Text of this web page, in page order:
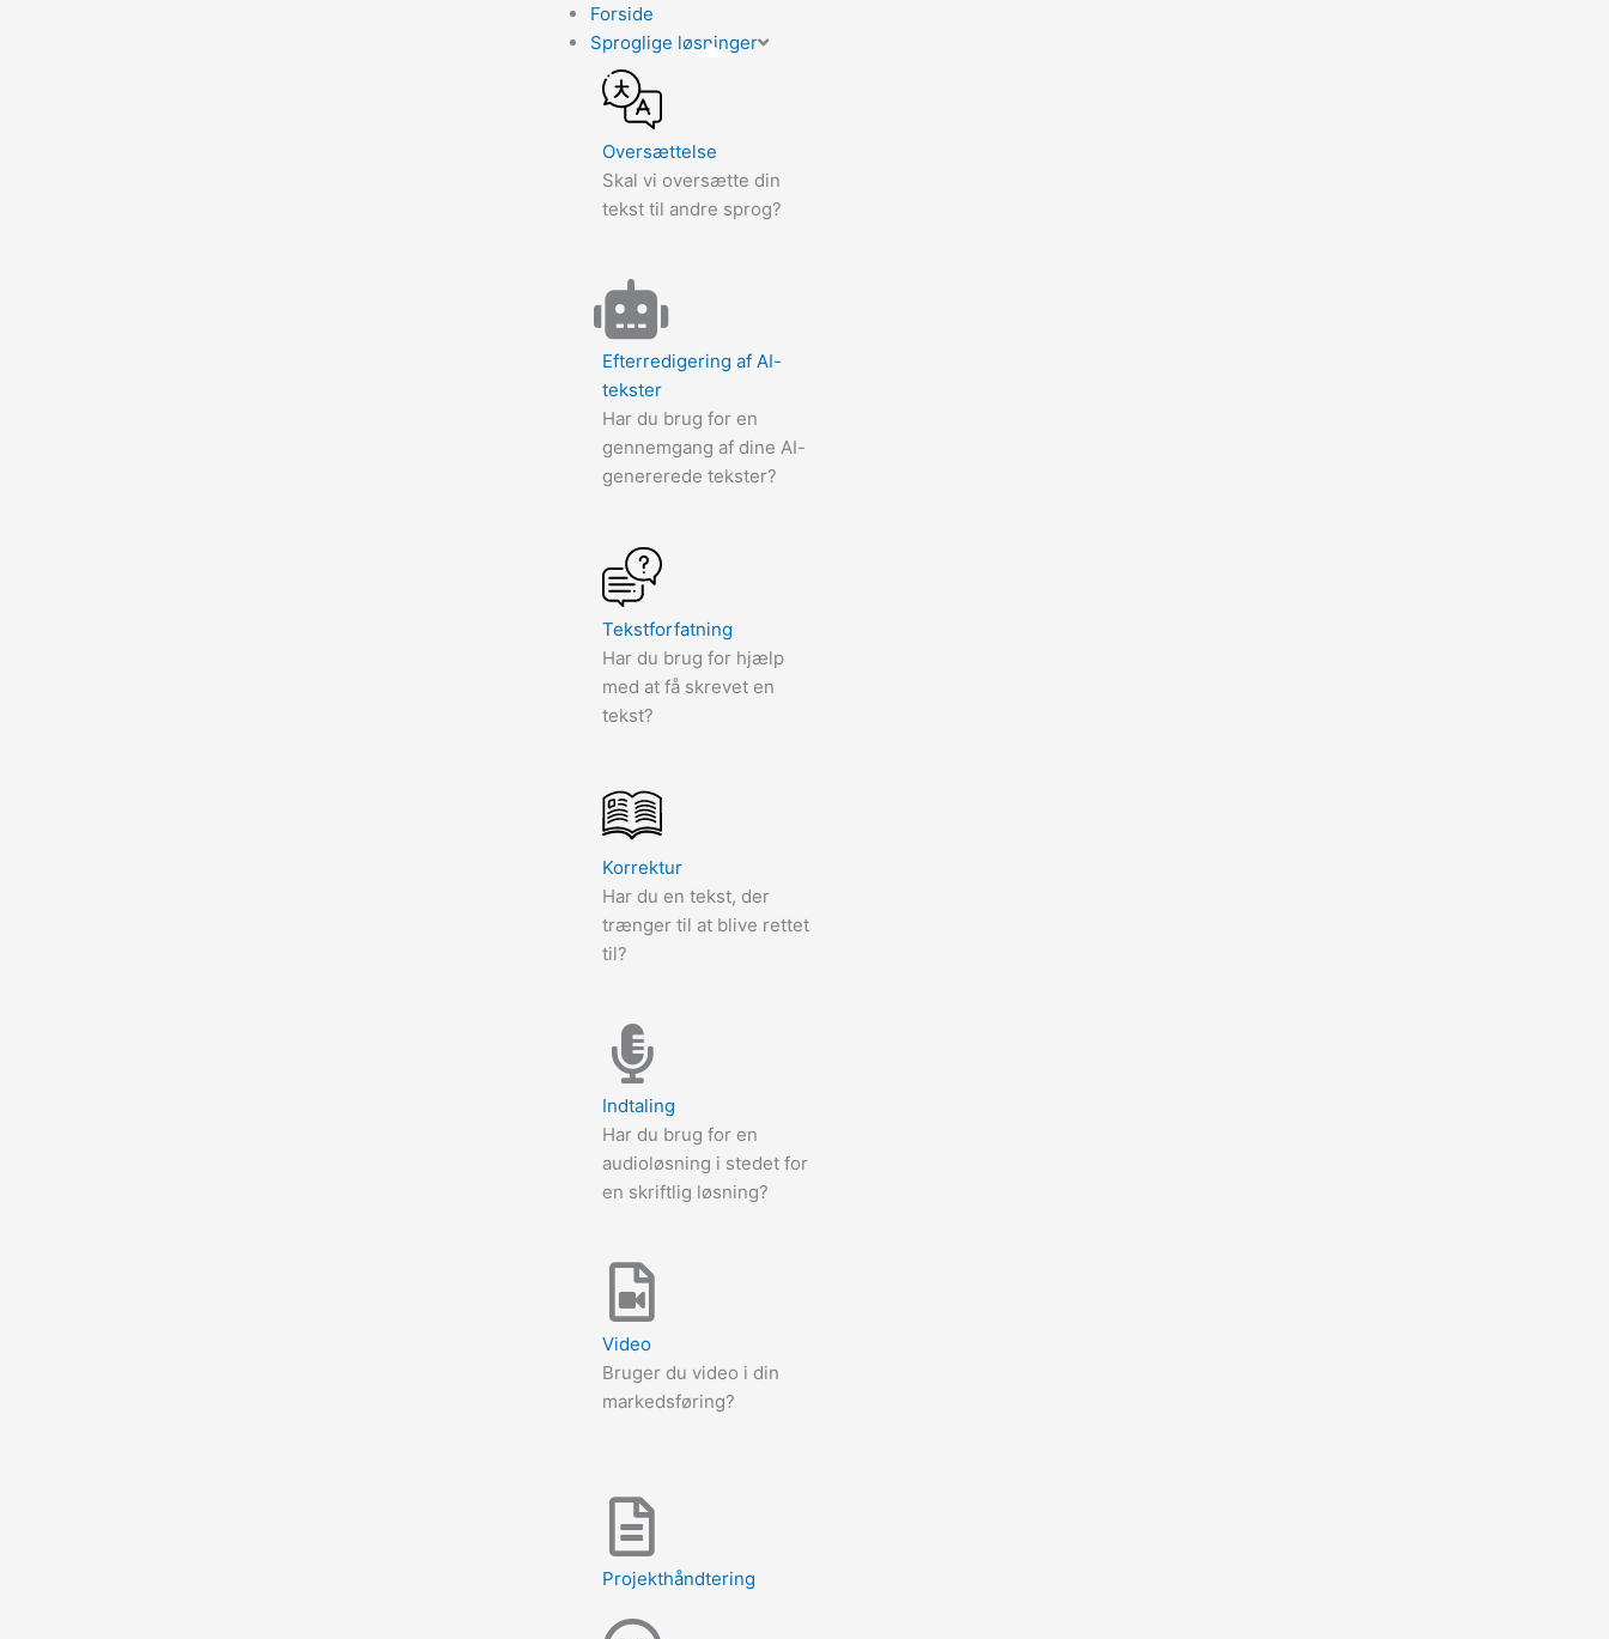
Forside
Sproglige løsninger
Oversættelse
Skal vi oversætte din
tekst til andre sprog?
Efterredigering af AI-
tekster
Har du brug for en
gennemgang af dine AI-
genererede tekster?
Tekstforfatning
Har du brug for hjælp
med at få skrevet en
tekst?
Korrektur
Har du en tekst, der
trænger til at blive rettet
til?
Indtaling
Har du brug for en
audioløsning i stedet for
en skriftlig løsning?
Video
Bruger du video i din
markedsføring?
Projekthåndtering